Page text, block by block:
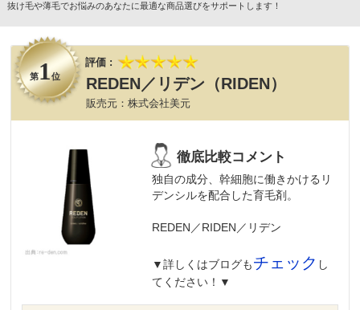
抜け毛や薄毛でお悩みのあなたに最適な商品選びをサポートします！
第1位 REDEN／リデン（RIDEN）
株式会社美元
独自の成分、幹細胞に働きかけるリ
デンシルを配合した育毛剤。
REDEN／RIDEN／リデン
▼詳しくはブログもチェック し
てください！▼